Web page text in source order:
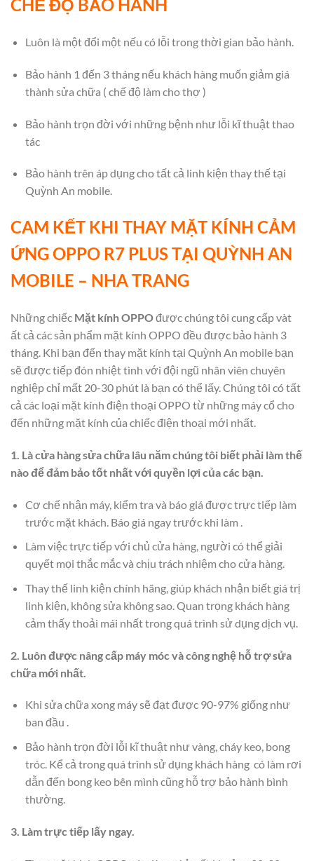
CHẾ ĐỘ BẢO HÀNH
Luôn là một đổi một nếu có lỗi trong thời gian bảo hành.
Bảo hành 1 đến 3 tháng nếu khách hàng muốn giảm giá
thành sửa chữa ( chế độ làm cho thợ )
Bảo hành trọn đời với những bệnh như lỗi kĩ thuật thao
tác
Bảo hành trên áp dụng cho tất cả linh kiện thay thế tại
Quỳnh An mobile.
CAM KẾT KHI THAY MẶT KÍNH CẢM
ỨNG OPPO R7 PLUS TẠI QUỲNH AN
MOBILE – NHA TRANG
Những chiếc Mặt kính OPPOđược chúng tôi cung cấp vàt
ất cả các sản phẩm mặt kính OPPO đều được bảo hành 3
tháng. Khi bạn đến thay mặt kính tại Quỳnh An mobile bạn
sẽ được tiếp đón nhiệt tình với đội ngũ nhân viên chuyên
nghiệp chỉ mất 20-30 phút là bạn có thể lấy. Chúng tôi có tất
cả các loại mặt kính điện thoại OPPO từ những máy cổ cho
đến những mặt kính của chiếc điện thoại mới nhất.
1. Là cửa hàng sửa chữa lâu năm chúng tôi biết phải làm thế
nào để đảm bảo tốt nhất với quyền lợi của các bạn.
Cơ chế nhận máy, kiểm tra và báo giá được trực tiếp làm
trước mặt khách. Báo giá ngay trước khi làm .
Làm việc trực tiếp với chủ cửa hàng, người có thể giải
quyết mọi thắc mắc và chịu trách nhiệm cho cửa hàng.
Thay thế linh kiện chính hãng, giúp khách nhận biết giá trị
linh kiện, không sửa không sao. Quan trọng khách hàng
cảm thấy thoải mái nhất trong quá trình sử dụng dịch vụ.
2. Luôn được nâng cấp máy móc và công nghệ hỗ trợ sửa
chữa mới nhất.
Khi sửa chữa xong máy sẽ đạt được 90-97% giống như
ban đầu .
Bảo hành trọn đời lỗi kĩ thuật như vàng, cháy keo, bong
tróc. Kể cả trong quá trình sử dụng khách hàng có làm rơi
dẫn đến bong keo bên mình cũng hỗ trợ bảo hành bình
thường.
3. Làm trực tiếp lấy ngay.